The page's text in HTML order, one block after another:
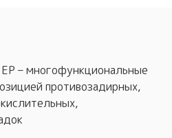
– многофункциональные
противозадирных,